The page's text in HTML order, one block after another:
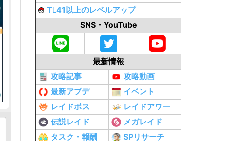
TL41以上のレベルアップ
SNS・YouTube
最新情報
攻略記事
攻略動画
最新アプデ
イベント
レイドボス
レイドアワー
伝説レイド
メガレイド
タスク・報酬
SPリサーチ